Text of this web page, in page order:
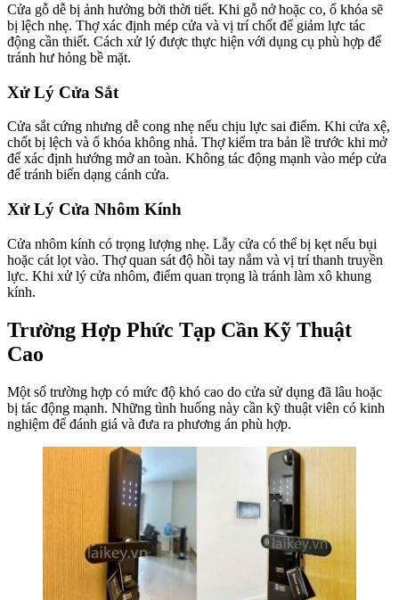
Cửa gỗ dễ bị ảnh hưởng bởi thời tiết. Khi gỗ nở hoặc co, ổ khóa sẽ
bị lệch nhẹ. Thợ xác định mép cửa và vị trí chốt để giảm lực tác
động cần thiết. Cách xử lý được thực hiện với dụng cụ phù hợp để
tránh hư hỏng bề mặt.
Xử Lý Cửa Sắt
Cửa sắt cứng nhưng dễ cong nhẹ nếu chịu lực sai điểm. Khi cửa xệ,
chốt bị lệch và ổ khóa không nhả. Thợ kiểm tra bản lề trước khi mở
để xác định hướng mở an toàn. Không tác động mạnh vào mép cửa
để tránh biến dạng cánh cửa.
Xử Lý Cửa Nhôm Kính
Cửa nhôm kính có trọng lượng nhẹ. Lẫy cửa có thể bị kẹt nếu bụi
hoặc cát lọt vào. Thợ quan sát độ hồi tay nắm và vị trí thanh truyền
lực. Khi xử lý cửa nhôm, điểm quan trọng là tránh làm xô khung
kính.
Trường Hợp Phức Tạp Cần Kỹ Thuật
Cao
Một số trường hợp có mức độ khó cao do cửa sử dụng đã lâu hoặc
bị tác động mạnh. Những tình huống này cần kỹ thuật viên có kinh
nghiệm để đánh giá và đưa ra phương án phù hợp.